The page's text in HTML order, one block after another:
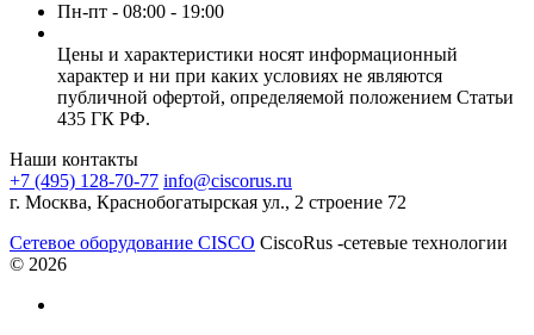
Пн-пт - 08:00 - 19:00
Цены и характеристики носят информационный
характер и ни при каких условиях не являются
публичной офертой, определяемой положением Статьи
435 ГК РФ.
Наши контакты
+7 (495) 128-70-77 info@ciscorus.ru
г. Москва, Краснобогатырская ул., 2 строение 72
Сетевое оборудование CISCO CiscoRus -сетевые технологии
© 2026